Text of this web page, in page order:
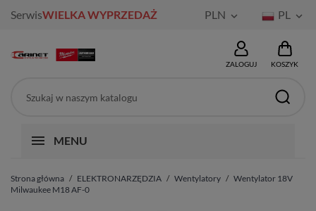
SerwisWIELKA WYPRZEDAŻ PLN  PL 
ZALOGUJ KOSZYK
MENU
Strona główna ELEKTRONARZĘDZIA Wentylatory
Wentylator 18V
Milwaukee M18 AF-0